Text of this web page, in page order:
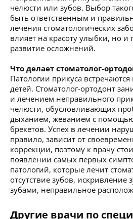
челюсти или зубов. Выбор
быть ответственным и
лечения стоматологических
влияет на красоту улыбки, но и
развитие осложнений.
Что делает стоматолог-
Патологии прикуса
детей. Стоматолог-ортодонт
и лечением неправильного
челюсти, обусловливающих
дыханием, жеванием с
брекетов. Успех в лечении
правило, зависит от
коррекции, поэтому к врачу
появлении самых первых
патологий, которые лечит
отсутствие зубов,
зубами, неправильное
Другие врачи по